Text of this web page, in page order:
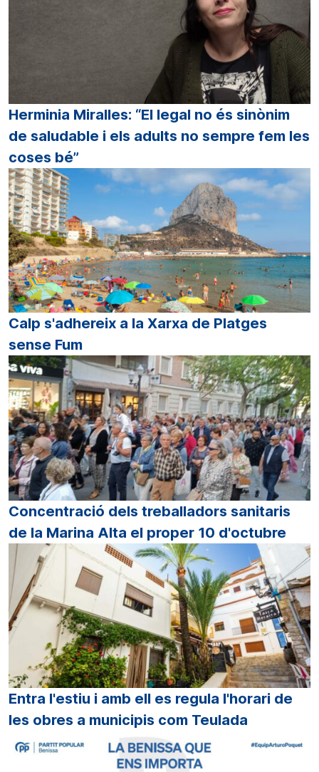
Herminia Miralles: “El legal no és sinònim
de saludable i els adults no sempre fem les
coses bé”
Calp s'adhereix a la Xarxa de Platges
sense Fum
Concentració dels treballadors sanitaris
de la Marina Alta el proper 10 d'octubre
Entra l'estiu i amb ell es regula l'horari de
les obres a municipis com Teulada